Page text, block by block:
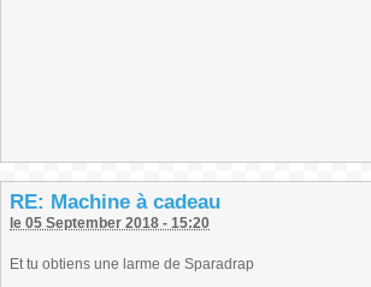
RE: Machine à cadeau
le 05 September 2018 - 15:20
Et tu obtiens une larme de Sparadrap